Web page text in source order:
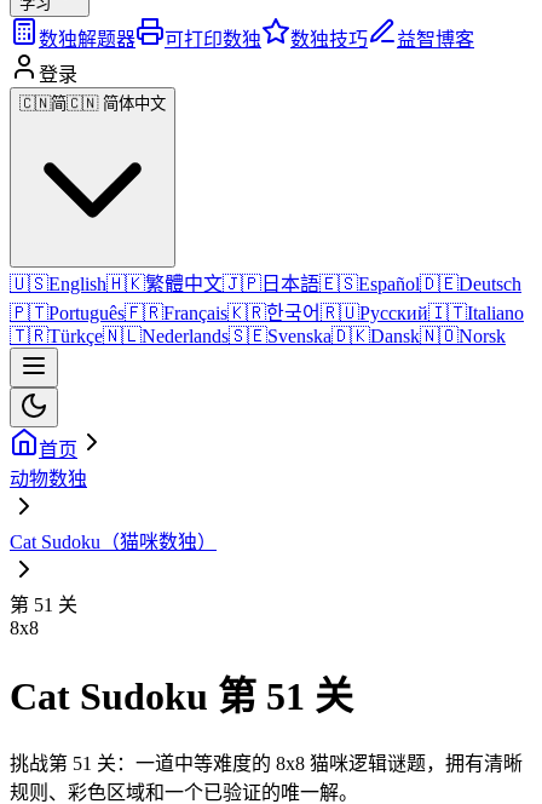
数独解题器 可打印数独 数独技巧
益智博客
登录
🇨🇳简🇨🇳 简体中文
🇺🇸English🇭🇰繁體中文🇯🇵 日本語🇪🇸Español🇩🇪Deutsch
🇵🇹Português🇫🇷Français🇰🇷한국어🇷🇺Русский🇮🇹Italiano
🇹🇷Türkçe🇳🇱Nederlands🇸🇪Svenska🇩🇰Dansk🇳🇴Norsk
首页
动物数独
Cat Sudoku（猫咪数独）
第 51 关
8x8
Cat Sudoku 第 51 关
挑战第 51 关：一道中等难度的 8x8 猫咪逻辑谜题，拥有清晰
规则、彩色区域和一个已验证的唯一解。